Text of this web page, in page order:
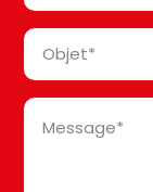
Objet
Message